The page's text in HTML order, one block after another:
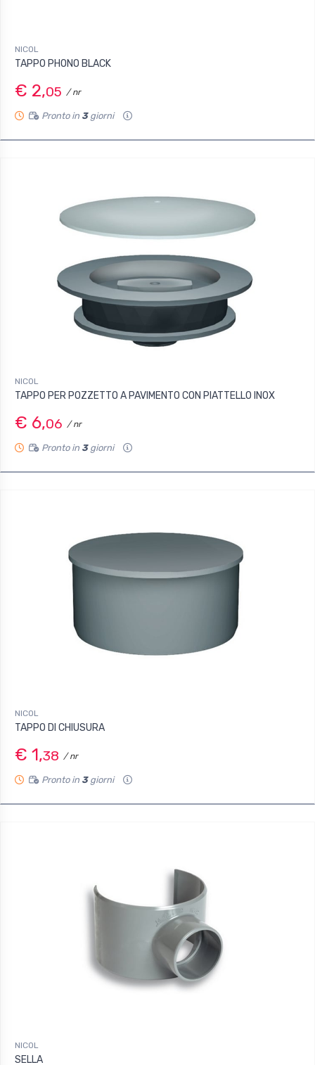
NICOL
TAPPO PHONO BLACK
€ 2,05 / nr
Pronto in 3giorni
NICOL
TAPPO PER POZZETTO A PAVIMENTO CON PIATTELLO INOX
€ 6,06 / nr
Pronto in 3giorni
NICOL
TAPPO DI CHIUSURA
€ 1,38 / nr
Pronto in 3giorni
NICOL
SELLA